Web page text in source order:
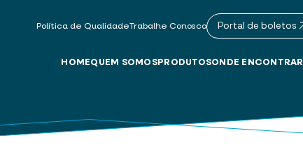
Política de QualidadeTrabalhe Conosco Portal de boletos
HOMEQUEM SOMOS PRODUTOSONDE ENCONTRAR